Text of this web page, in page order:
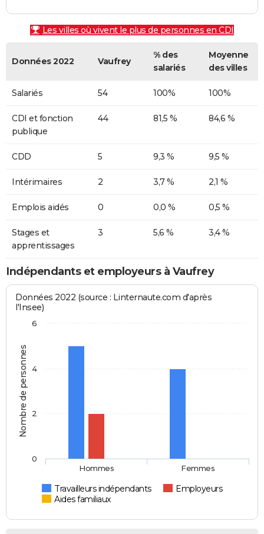
Les villes où vivent le plus de personnes en CDI
Données 2022 Vaufrey
% des
salariés
Moyenne
des villes
Salariés 54 100% 100%
CDI et fonction
publique
44 81,5 % 84,6 %
CDD 5 9,3 % 9,5 %
Intérimaires 2 3,7 % 2,1 %
Emplois aidés 0 0,0 % 0,5 %
Stages et
apprentissages
3 5,6 % 3,4 %
Indépendants et employeurs à Vaufrey
Nombre de personnes
Données 2022 (source : Linternaute.com d'après
l'Insee)
Travailleurs indépendants
Employeurs
Aides familiaux
Hommes Femmes
0
2
4
6